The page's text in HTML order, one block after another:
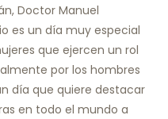
Doctor Manuel
es un día muy especial
que ejercen un rol
por los hombres
día que quiere destacar
en todo el mundo a